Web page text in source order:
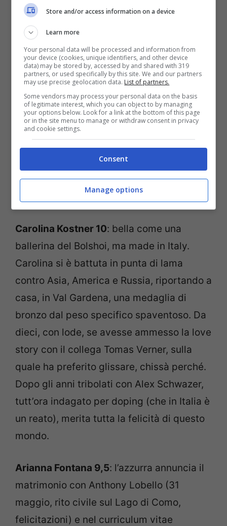
Alberto Tomba, avrebbe dovuto avere un
approccio ben diverso dopo l’impresa in
Canada. Razzoli ha promesso di riscattarsi:
vediamo se sarà di parola.
Carolina Kostner 10: bella come una
ballerina del Bolshoi, ma made in Italy.
Carolina si è battuta in punta di lama
contro Asia, America e Russia, riportando a
casa, in Val Gardena, una medaglia di
bronzo dal peso specifico spaventoso. Da
dieci, con lode, se avesse ammesso la love
story con il collega Tomas Verner, sulla
quale ha preferito glissare, chissà perché.
Dopo gli anni tribolati con Alex Schwazer,
tutt’ora indagato per doping (che in Italia è
un reato), merita tutta la felicità di questo
mondo.
Arianna Fontana 9,5: l’azzurra annuncia il
matrimonio con Anthony Lobello (31
maggio, rito civile sul Lago di Como,
felicitazioni) e nel curriculum vitae
Store and/or access information on a device
Learn more
Your personal data will be processed and information from
your device (cookies, unique identifiers, and other device
data) may be stored by, accessed by and shared with 319
partners, or used specifically by this site. We and our partners
may use precise geolocation data. List of partners.
Some vendors may process your personal data on the basis
of legitimate interest, which you can object to by managing
your options below. Look for a link at the bottom of this page
or in the site menu to manage or withdraw consent in privacy
and cookie settings.
Consent
Manage options